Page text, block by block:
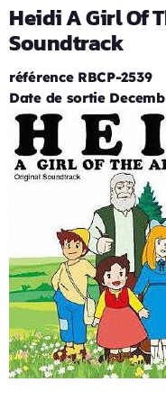
Heidi A Girl Of
Soundtrack
référence RBCP-2539
Date de sortie